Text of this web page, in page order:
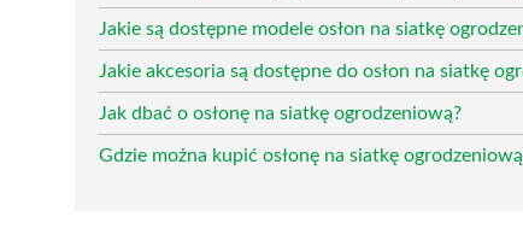
Jakie są dostępne modele osłon na siatkę
Jakie akcesoria są dostępne do osłon na siatkę
Jak dbać o osłonę na siatkę ogrodzeniową?
Gdzie można kupić osłonę na siatkę